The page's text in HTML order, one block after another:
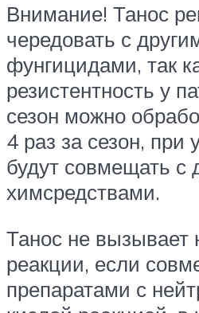
Внимание! Танос
чередовать с
фунгицидами, так
резистентность у
сезон можно
4 раз за сезон, при
будут совмещать с
химсредствами.
Танос не вызывает
реакции, если
препаратами с